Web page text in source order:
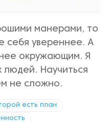
манерами, то
себя увереннее. А
окружающим. Я
людей. Научиться
не сложно.
есть план